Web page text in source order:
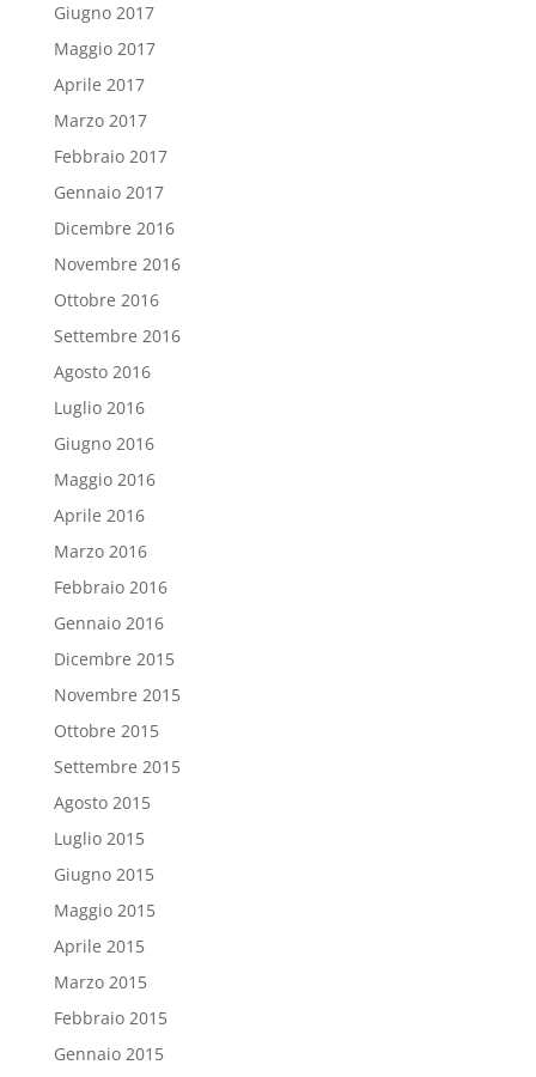
Giugno 2017
Maggio 2017
Aprile 2017
Marzo 2017
Febbraio 2017
Gennaio 2017
Dicembre 2016
Novembre 2016
Ottobre 2016
Settembre 2016
Agosto 2016
Luglio 2016
Giugno 2016
Maggio 2016
Aprile 2016
Marzo 2016
Febbraio 2016
Gennaio 2016
Dicembre 2015
Novembre 2015
Ottobre 2015
Settembre 2015
Agosto 2015
Luglio 2015
Giugno 2015
Maggio 2015
Aprile 2015
Marzo 2015
Febbraio 2015
Gennaio 2015